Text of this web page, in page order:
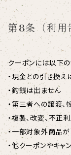
第8条（利用
クーポンには以下
・現金との引き換え
・釣銭は出ません
・第三者への譲渡、
・複製、改変、不正
・一部対象外商品
・他クーポンやキ